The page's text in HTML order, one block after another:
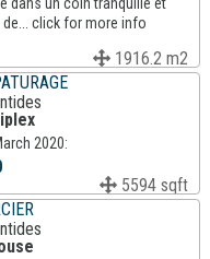
click for more info
1916.2 m2
2020:
5594 sqft